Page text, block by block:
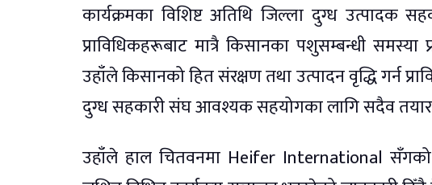
कार्यक्रमका विशिष्ट अतिथि जिल्ला दुग्ध
प्राविधिकहरूबाट मात्रै किसानका पशुसम्बन्धी
उहाँले किसानको हित संरक्षण तथा उत्पादन वृद्धि गर्न
दुग्ध सहकारी संघ आवश्यक सहयोगका लागि सदैव तयार
उहाँले हाल चितवनमा Heifer International सँगको